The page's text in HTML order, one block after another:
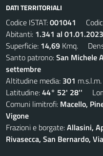
DATI TERRITORIALI
Codice ISTAT:001041
Abitanti: 1.341 al 01.01.2023
Superficie: 14,69 Kmq.
Santo patrono:San Michele
settembre
Altitudine media: 301 m.s.l.m.
Latitudine:44° 52' 28''
Comuni limitrofi: Macello,
Vigone
Frazioni e borgate:Allasini,
Rivasecca, San Bernardo,